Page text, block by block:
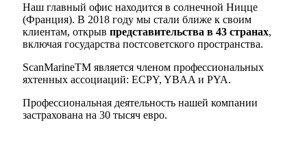
Наш главный офис находится в солнечной Ницце
(Франция). В 2018 году мы стали ближе к своим
клиентам, открыв представительства в 43 странах,
включая государства постсоветского пространства.
ScanMarineTM является членом профессиональных
яхтенных ассоциаций: ECPY, YBAA и PYA.
Профессиональная деятельность нашей компании
застрахована на 30 тысяч евро.